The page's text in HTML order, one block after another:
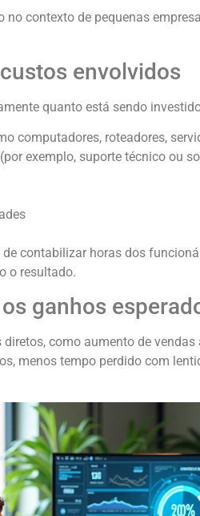
contexto de pequenas
envolvidos
quanto está sendo
computadores, roteadores,
exemplo, suporte técnico ou
de contabilizar horas dos
o resultado.
ganhos
como aumento de
menos tempo perdido com